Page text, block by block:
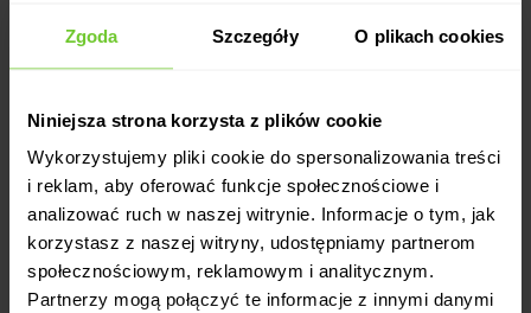
Zgoda Szczegóły O plikach cookies
Niniejsza strona korzysta z plików cookie
Wykorzystujemy pliki cookie do spersonalizowania treści
i reklam, aby oferować funkcje społecznościowe i
analizować ruch w naszej witrynie. Informacje o tym, jak
korzystasz z naszej witryny, udostępniamy partnerom
społecznościowym, reklamowym i analitycznym.
Partnerzy mogą połączyć te informacje z innymi danymi
cennik
aktualności
kontakt
blog
logowanie
rejestracja
polityka prywatności
dokumenty do pobrania
mapa strony
relacje inwestorskie